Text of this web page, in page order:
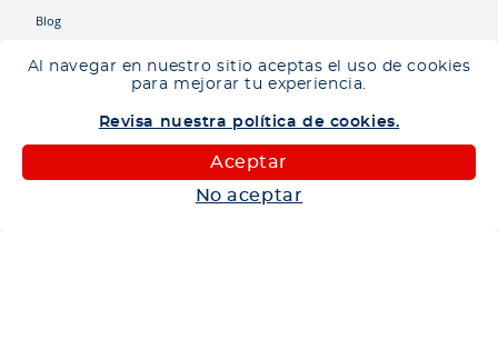
Al navegar en nuestro sitio aceptas el uso de cookies
para mejorar tu experiencia.
Revisa nuestra política de cookies.
Aceptar
No aceptar
Ingresa tu ubicación para ver los productos disponibles en tu zona
Blog